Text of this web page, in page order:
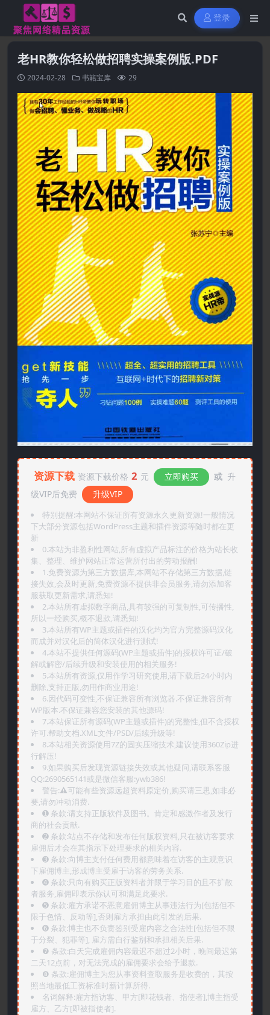
登录
老HR教你轻松做招聘实操案例版.PDF
2024-02-28 书籍宝库 29
资源下载 资源下载价格 2 元 立即购买 或 升
级VIP后免费
升级VIP
特别提醒:本网站不保证所有资源永久更新资源!一般情况
下大部分资源包括WordPress主题和插件资源等随时都在更
新
0.本站为非盈利性网站,所有虚拟产品标注的价格为站长收
集、整理、维护网站正常运营所付出的劳动报酬!
1.免费资源为第三方数据库,本网站不存储第三方数据,链
接失效,会及时更新,免费资源不提供非会员服务,请勿添加客
服获取更新需求,请悉知!
2.本站所有虚拟数字商品,具有较强的可复制性,可传播性,
所以一经购买,概不退款,请悉知!
3.本站所有WP主题或插件的汉化均为官方完整源码汉化
而成并对汉化后的简体汉化进行测试!
4.本站不提供任何源码(WP主题或插件)的授权许可证/破
解或解密/后续升级和安装使用的相关服务!
5.本站所有资源,仅用作学习研究使用,请下载后24小时内
删除,支持正版,勿用作商业用途!
6.因代码可变性,不保证兼容所有浏览器.不保证兼容所有
WP版本.不保证兼容您安装的其他源码!
7.本站保证所有源码(WP主题或插件)的完整性,但不含授权
许可.帮助文档.XML文件/PSD/后续升级等!
8.本站相关资源使用7Z的固实压缩技术,建议使用360Zip进
行解压!
9.如果购买后发现资源链接失效或其他疑问,请联系客服
QQ:2690565141或是微信客服:ywb386!
警告:⚠️可能有些资源远超资料原定价,购买请三思,如非必
要,请勿冲动消费.
➊️ 条款:请支持正版软件及图书。肯定和感激作者及发行
商的社会贡献.
➋️ 条款:站点不存储和发布任何版权资料,只在被访客要求
雇佣后才会在其指示下处理要求的相关内容.
➌️ 条款:向博主支付任何费用都意味着在访客的主观意识
下雇佣博主,形成博主受雇于访客的劳务关系.
➍️ 条款:只向有购买正版资料者并限于学习目的且不扩散
者服务,雇佣即表示你认可和满足此要求.
➎ 条款:雇方承诺不恶意雇佣博主从事违法行为[包括但不
限于色情、反动等],否则雇方承担由此引发的后果.
➏️ 条款:博主也不负责鉴别受雇内容之合法性[包括但不限
于分裂、犯罪等], 雇方需自行鉴别和承担相关后果.
❼ 条款:白天完成雇佣内容最迟不超过2小时，晚间最迟第
二天12点前，对无法完成的雇佣要求会给予退款.
❽ 条款:雇佣博主为您从事资料查取服务是收费的，其按
照当地最低工资标准时薪计算所得.
名词解释:雇方指访客、甲方[即花钱者、指使者],博主指受
雇方、乙方[即被指使者].